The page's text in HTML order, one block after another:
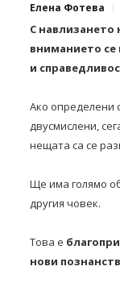
Елена Фотева
С навлизането
вниманието се
и
Ако определени
двусмислени,
нещата са се
Ще има голямо
другия човек.
Това е
нови